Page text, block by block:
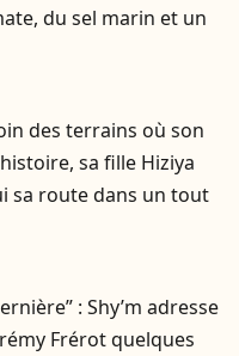
du sel marin et un
des terrains où son
sa fille Hiziya
sa route dans un tout
: Shy’m adresse
Frérot quelques